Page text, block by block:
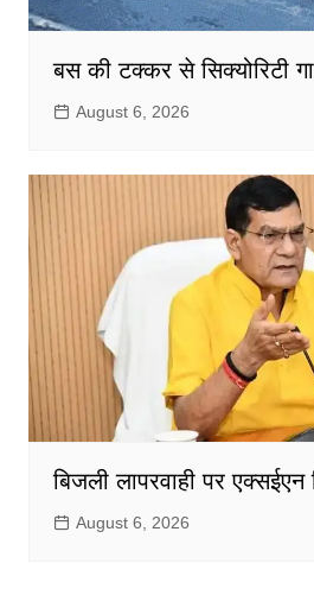
बस की टक्कर से सिक्योरिटी
August 6, 2026
बिजली लापरवाही पर एक्सईएन
August 6, 2026